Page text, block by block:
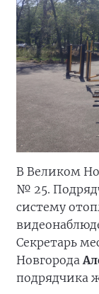
В Великом
№ 25.
систему
Секретарь
Новгорода
подрядчика